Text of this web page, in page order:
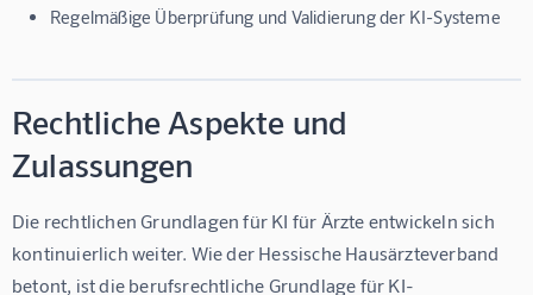
Regelmäßige Überprüfung und Validierung der KI-Systeme
Rechtliche Aspekte und
Zulassungen
Die rechtlichen Grundlagen für KI für Ärzte entwickeln sich
kontinuierlich weiter. Wie der Hessische Hausärzteverband
betont, ist die berufsrechtliche Grundlage für KI-